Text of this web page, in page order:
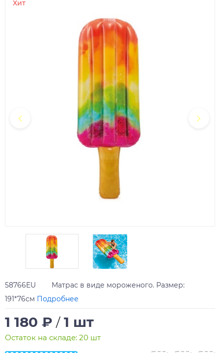
Хит
58766EU Матрас в виде мороженого. Размер:
191*76см Подробнее
1 180 ₽ / 1 шт
Остаток на складе: 20 шт